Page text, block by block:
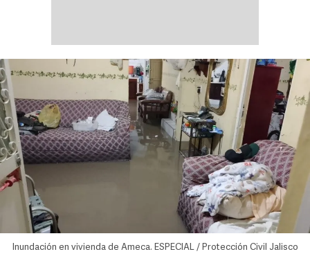
Inundación en vivienda de Ameca. ESPECIAL / Protección Civil Jalisco